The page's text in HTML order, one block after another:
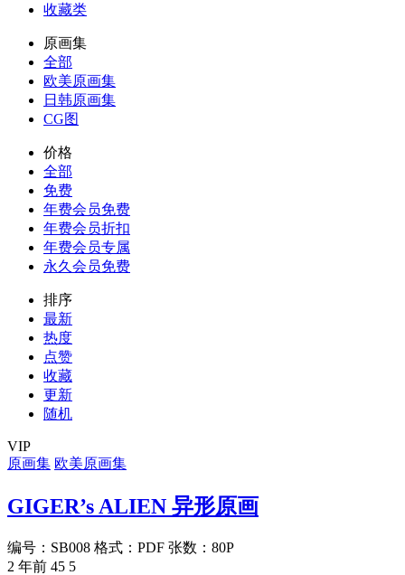
收藏类
原画集
全部
欧美原画集
日韩原画集
CG图
价格
全部
免费
年费会员免费
年费会员折扣
年费会员专属
永久会员免费
排序
最新
热度
点赞
收藏
更新
随机
VIP
原画集 欧美原画集
GIGER’s ALIEN 异形原画
编号：SB008 格式：PDF 张数：80P
2 年前 45 5